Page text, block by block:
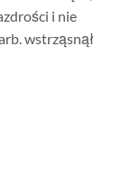
i nie
wstrząsnął